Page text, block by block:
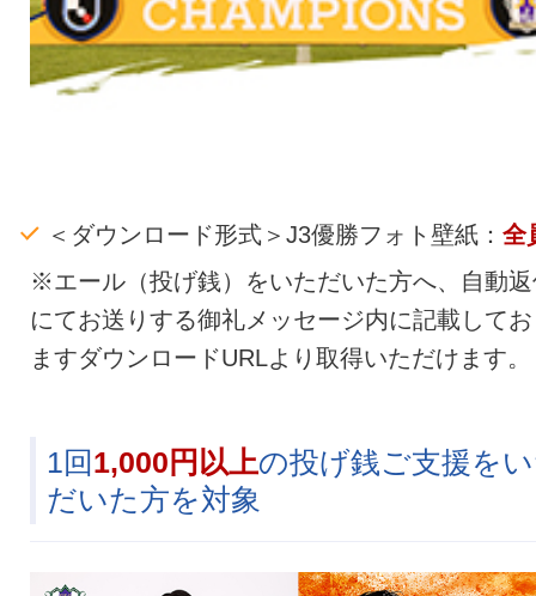
＜ダウンロード形式＞J3優勝フォト壁紙： 全
※エール（投げ銭）をいただいた方へ、自動
にてお送りする御礼メッセージ内に記載して
ますダウンロードURLより取得いただけます。
1回1,000円以上の投げ銭ご支援を
だいた方を対象